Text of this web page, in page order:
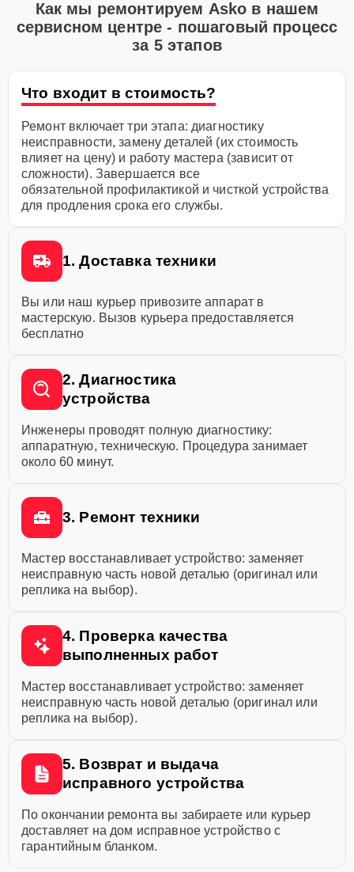
Как мы ремонтируем Asko в нашем
сервисном центре - пошаговый процесс
за 5 этапов
Что входит в стоимость?
Ремонт включает три этапа: диагностику
неисправности, замену деталей (их стоимость
влияет на цену) и работу мастера (зависит от
сложности). Завершается все
обязательной профилактикой и чисткой устройства
для продления срока его службы.
1. Доставка техники
Вы или наш курьер привозите аппарат в
мастерскую. Вызов курьера предоставляется
бесплатно
2. Диагностика
устройства
Инженеры проводят полную диагностику:
аппаратную, техническую. Процедура занимает
около 60 минут.
3. Ремонт техники
Мастер восстанавливает устройство: заменяет
неисправную часть новой деталью (оригинал или
реплика на выбор).
4. Проверка качества
выполненных работ
Мастер восстанавливает устройство: заменяет
неисправную часть новой деталью (оригинал или
реплика на выбор).
5. Возврат и выдача
исправного устройства
По окончании ремонта вы забираете или курьер
доставляет на дом исправное устройство с
гарантийным бланком.